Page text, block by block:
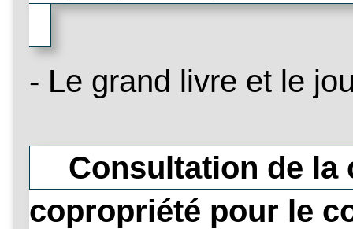
- Le grand livre et le
Consultation de la
copropriété pour le